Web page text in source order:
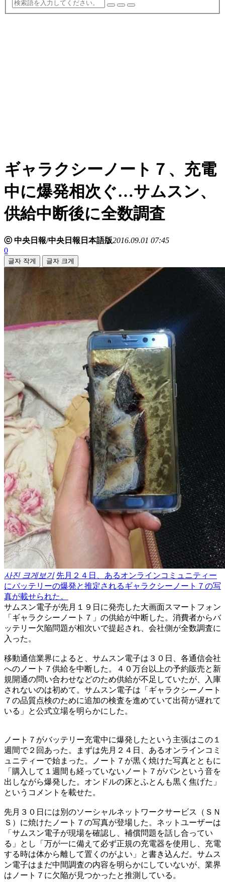
ギャラクシーノート７、充電
中に爆発相次ぐ…サムスン、
供給中断後に全数調査
ⓒ 中央日報/中央日報日本語版2016.09.01 07:45
0
글자 작게 글자 크게
사진 크게보기 先月２４日、あるオンラインコミュニティー
にバッテリーの爆発と推定されるギャラクシーノート７の写
真が載せられた。
サムスン電子が先月１９日に発売した大画面スマートフォン
「ギャラクシーノート７」の供給が中断した。消費者からバ
ッテリー欠陥問題が相次いで提起され、会社側が全数調査に
入った。
移動通信業界によると、サムスン電子は３０日、各通信会社
へのノート７供給を中断した。４０万台以上の予約販売と新
規開通の問い合わせなどのため供給が不足していたが、入庫
されないのは初めて。サムスン電子は「ギャラクシーノート
７の品質点検のために追加の検査を進めていて出荷が遅れて
いる」と公式立場を明らかにした。
ノート７がバッテリー充電中に爆発したという主張はこの１
週間で２回あった。まずは先月２４日、あるオンラインコミ
ュニティーで始まった。ノート７が黒く焼けた写真とともに
「購入して１週間も経っていないノート７がバンという音を
出しながら爆発した。オンドルの床とふとんも黒く焦げた」
というコメントを載せた。
先月３０日には別のソーシャルネットワークサービス（ＳＮ
Ｓ）に焼けたノート７の写真が登場した。ネットユーザーは
「サムスン電子が現場を確認し、補償問題を話し合ってい
る」とし「万が一に備えて必ず正規の充電器を使用し、充電
する時は体から離して置くのがよい」と書き込んだ。サムス
ン電子はまだ中間調査の内容を明らかにしていないが、業界
はノート７に欠陥が見つかったと推測している。